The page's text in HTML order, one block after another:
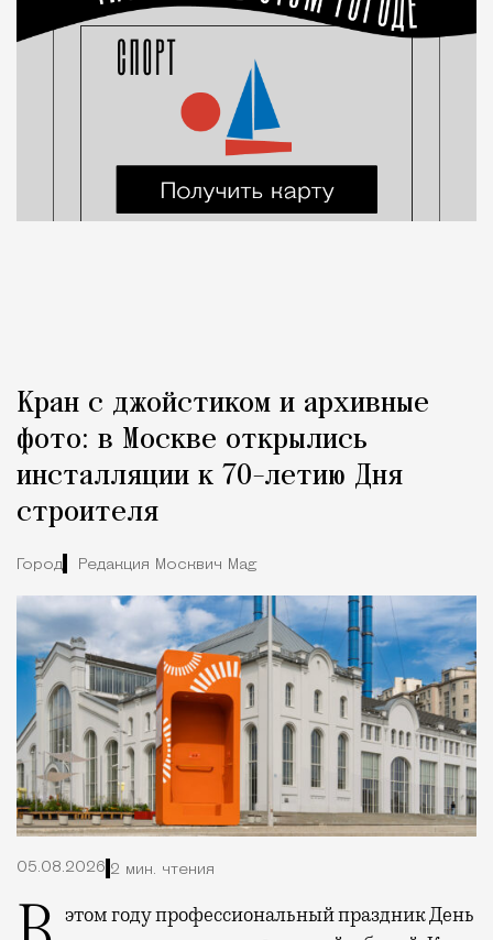
Кран с джойстиком и архивные
фото: в Москве открылись
инсталляции к 70-летию Дня
строителя
Город Редакция Москвич Mag
05.08.2026 2 мин. чтения